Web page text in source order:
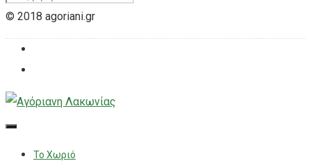
© 2018 agoriani.gr
Το Χωριό